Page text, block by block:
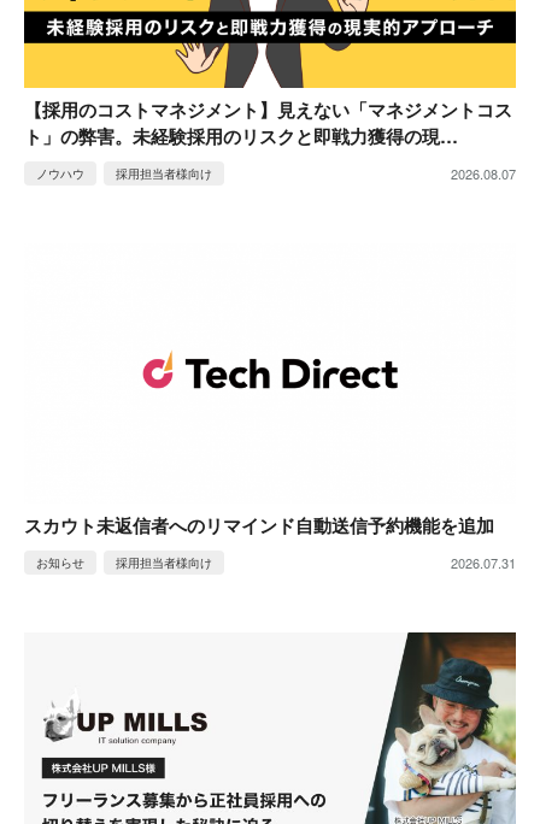
【採用のコストマネジメント】見えない「マネジメントコス
ト」の弊害。未経験採用のリスクと即戦力獲得の現…
ノウハウ 採用担当者様向け 2026.08.07
スカウト未返信者へのリマインド自動送信予約機能を追加
お知らせ 採用担当者様向け 2026.07.31